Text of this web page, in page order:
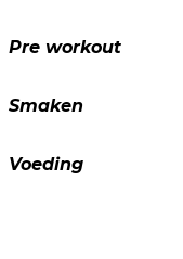
Pre workout
Smaken
Voeding